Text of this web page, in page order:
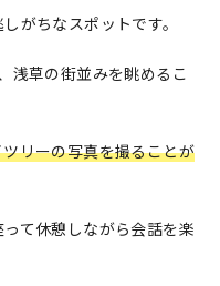
がちなスポットです。
浅草の街並みを眺めるこ
リーの写真を撮ることが
て休憩しながら会話を楽